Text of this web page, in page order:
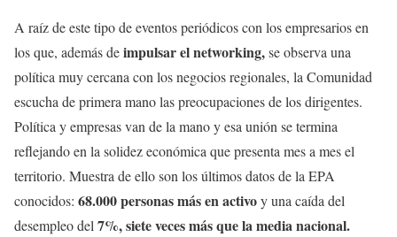
A raíz de este tipo de eventos periódicos con los empresarios en
los que, además deimpulsar el networking,se observa una
política muy cercana con los negocios regionales, la Comunidad
escucha de primera mano las preocupaciones de los dirigentes.
Política y empresas van de la mano y esa unión se termina
reflejando en la solidez económica que presenta mes a mes el
territorio. Muestra de ello son los últimos datos de la EPA
conocidos: 68.000 personas más en activoy una caída del
desempleo del7%, siete veces más que la media nacional.